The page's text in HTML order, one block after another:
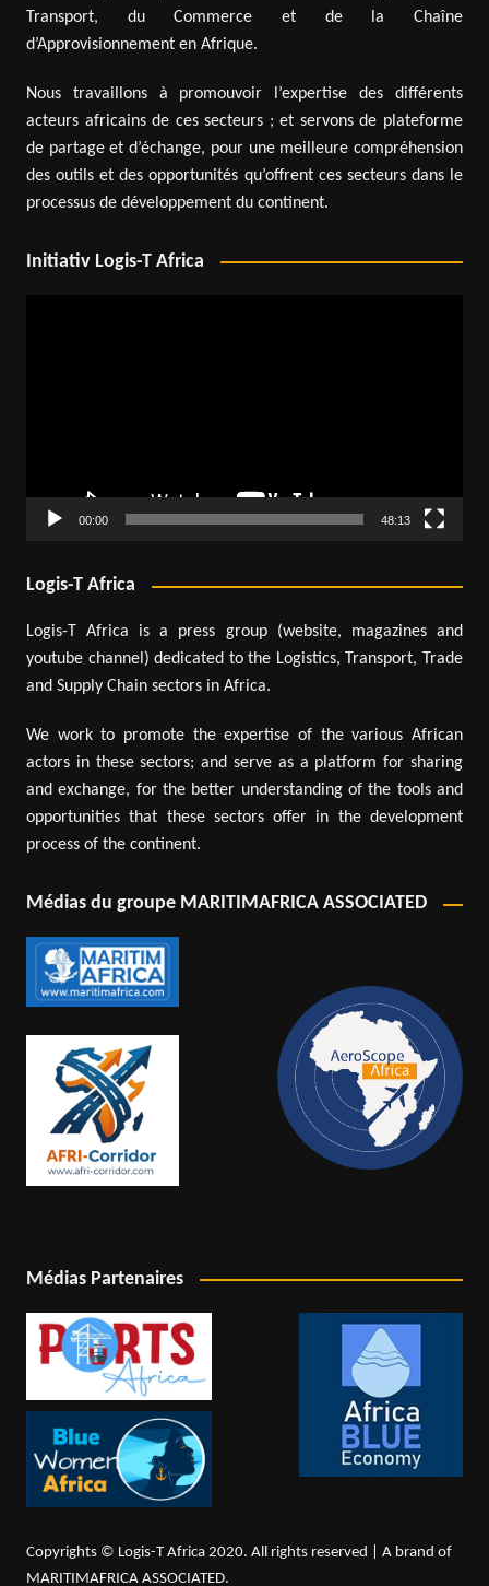
Transport, du Commerce et de la Chaîne
d’Approvisionnement en Afrique.
Nous travaillons à promouvoir l’expertise des différents
acteurs africains de ces secteurs ; et servons de plateforme
de partage et d’échange, pour une meilleure compréhension
des outils et des opportunités qu’offrent ces secteurs dans le
processus de développement du continent.
Initiativ Logis-T Africa
00:00 48:13
Logis-T Africa
Logis-T Africa is a press group (website, magazines and
youtube channel) dedicated to the Logistics, Transport, Trade
and Supply Chain sectors in Africa.
We work to promote the expertise of the various African
actors in these sectors; and serve as a platform for sharing
and exchange, for the better understanding of the tools and
opportunities that these sectors offer in the development
process of the continent.
Médias du groupe MARITIMAFRICA ASSOCIATED
Médias Partenaires
Copyrights © Logis-T Africa 2020. All rights reserved | A brand of
MARITIMAFRICA ASSOCIATED.